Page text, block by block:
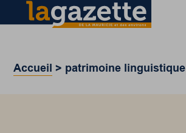
Accueil > patrimoine linguistique